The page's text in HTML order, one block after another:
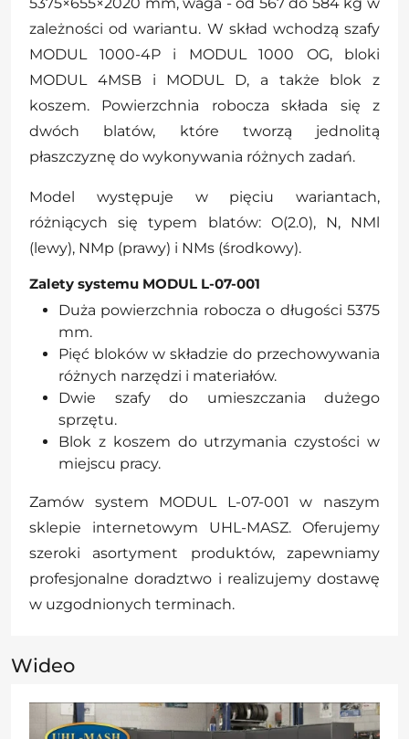
zależności od wariantu. W skład wchodzą szafy
MODUL 1000-4P i MODUL 1000 OG, bloki
MODUL 4MSB i MODUL D, a także blok z
koszem. Powierzchnia robocza składa się z
dwóch blatów, które tworzą jednolitą
płaszczyznę do wykonywania różnych zadań.
Model występuje w pięciu wariantach,
różniących się typem blatów: O(2.0), N, NMl
(lewy), NMp (prawy) i NMs (środkowy).
Zalety systemu MODUL L-07-001
Duża powierzchnia robocza o długości 5375
mm.
Pięć bloków w składzie do przechowywania
różnych narzędzi i materiałów.
Dwie szafy do umieszczania dużego
sprzętu.
Blok z koszem do utrzymania czystości w
miejscu pracy.
Zamów system MODUL L-07-001 w naszym
sklepie internetowym UHL-MASZ. Oferujemy
szeroki asortyment produktów, zapewniamy
profesjonalne doradztwo i realizujemy dostawę
w uzgodnionych terminach.
Wideo